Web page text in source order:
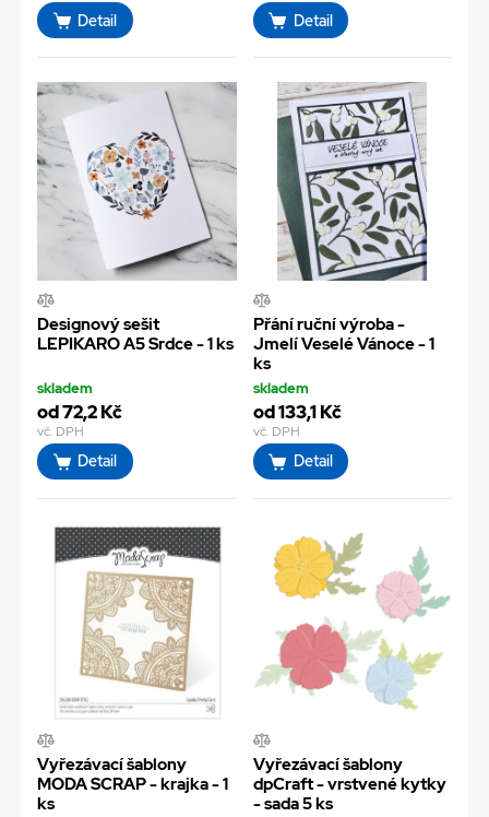
Detail Detail
Designový sešit
LEPIKARO A5 Srdce - 1 ks
skladem
od 72,2 Kč
vč. DPH
Detail
Přání ruční výroba -
Jmelí Veselé Vánoce - 1
ks
skladem
od 133,1 Kč
vč. DPH
Detail
Vyřezávací šablony
MODA SCRAP - krajka - 1
ks
Vyřezávací šablony
dpCraft - vrstvené kytky
- sada 5 ks